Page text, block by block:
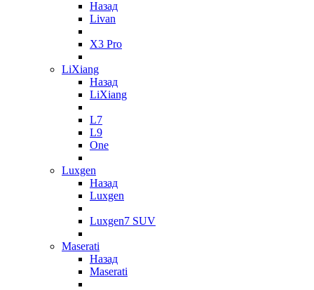
Назад
Livan
X3 Pro
LiXiang
Назад
LiXiang
L7
L9
One
Luxgen
Назад
Luxgen
Luxgen7 SUV
Maserati
Назад
Maserati